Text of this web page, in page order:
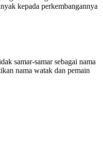
kepada perkembangannya
samar-samar sebagai nama
nama watak dan pemain